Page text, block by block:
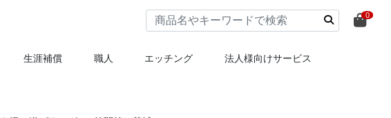
0
生涯補償 職人 エッチング 法人様向けサービス